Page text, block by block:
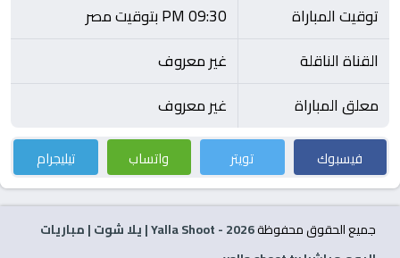
توقيت المباراة
09:30 PM بتوقيت مصر
القناة الناقلة
غير معروف
معلق المباراة
غير معروف
فيسبوك تويتر واتساب تيليجرام
جميع الحقوق محفوظة2026
- Yalla Shoot | يلا شوت | مباريات